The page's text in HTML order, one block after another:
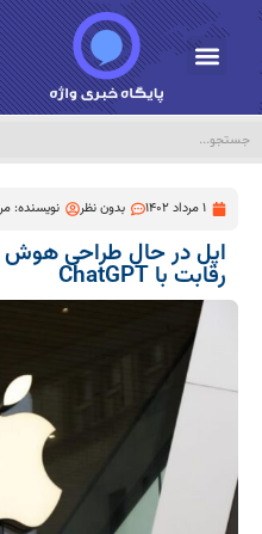
1 مرداد 1402 بدون نظر نویسنده:
اپل در حال طراحی
رقابت با ChatGPT